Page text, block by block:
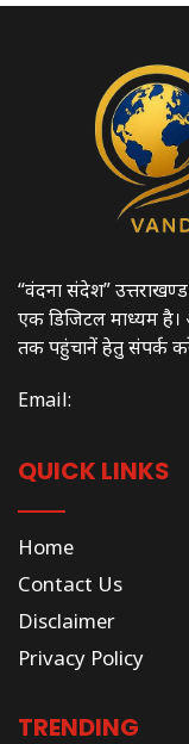
“वंदना संदेश”
एक डिजिटल माध्यम है।
तक पहुंचानें हेतु संपर्क
Email:
QUICK LINKS
Home
Contact Us
Disclaimer
Privacy Policy
TRENDING